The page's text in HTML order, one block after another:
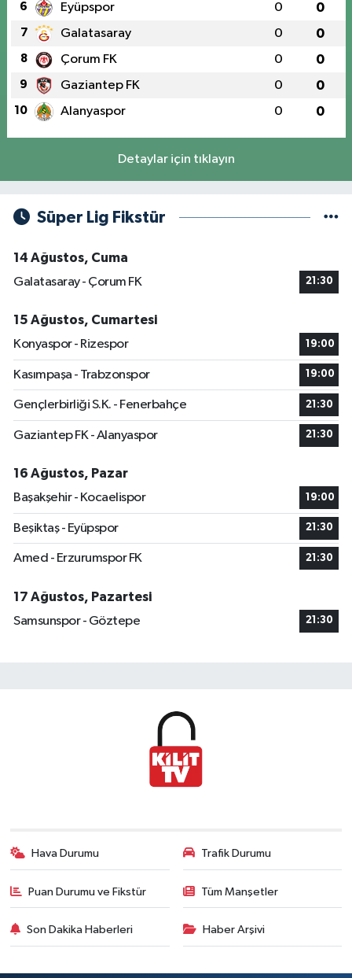
6 Eyüpspor 0 0
7 Galatasaray 0 0
8 Çorum FK 0 0
9 Gaziantep FK 0 0
10 Alanyaspor 0 0
Detaylar için tıklayın
Süper Lig Fikstür
14 Ağustos, Cuma
Galatasaray - Çorum FK
21:30
15 Ağustos, Cumartesi
Konyaspor - Rizespor
19:00
Kasımpaşa - Trabzonspor 19:00
Gençlerbirliği S.K. - Fenerbahçe 21:30
Gaziantep FK - Alanyaspor 21:30
16 Ağustos, Pazar
Başakşehir - Kocaelispor
19:00
Beşiktaş - Eyüpspor 21:30
Amed - Erzurumspor FK 21:30
17 Ağustos, Pazartesi
Samsunspor - Göztepe
21:30
Hava Durumu Trafik Durumu
Puan Durumu ve Fikstür Tüm Manşetler
Son Dakika Haberleri Haber Arşivi